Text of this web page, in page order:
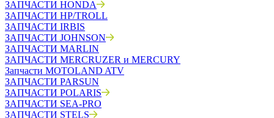
ЗАПЧАСТИ HONDA
ЗАПЧАСТИ HP/TROLL
ЗАПЧАСТИ IRBIS
ЗАПЧАСТИ JOHNSON
ЗАПЧАСТИ MARLIN
ЗАПЧАСТИ MERCRUZER и MERCURY
Запчасти MOTOLAND ATV
ЗАПЧАСТИ PARSUN
ЗАПЧАСТИ POLARIS
ЗАПЧАСТИ SEA-PRO
ЗАПЧАСТИ STELS